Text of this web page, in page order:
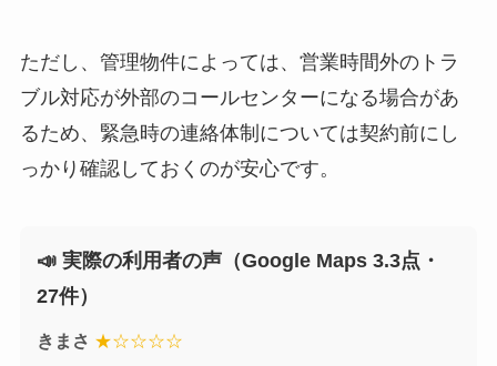
ただし、管理物件によっては、営業時間外のトラ
ブル対応が外部のコールセンターになる場合があ
るため、緊急時の連絡体制については契約前にし
っかり確認しておくのが安心です。
📣 実際の利用者の声（Google Maps 3.3点・
27件）
きまさ ★☆☆☆☆